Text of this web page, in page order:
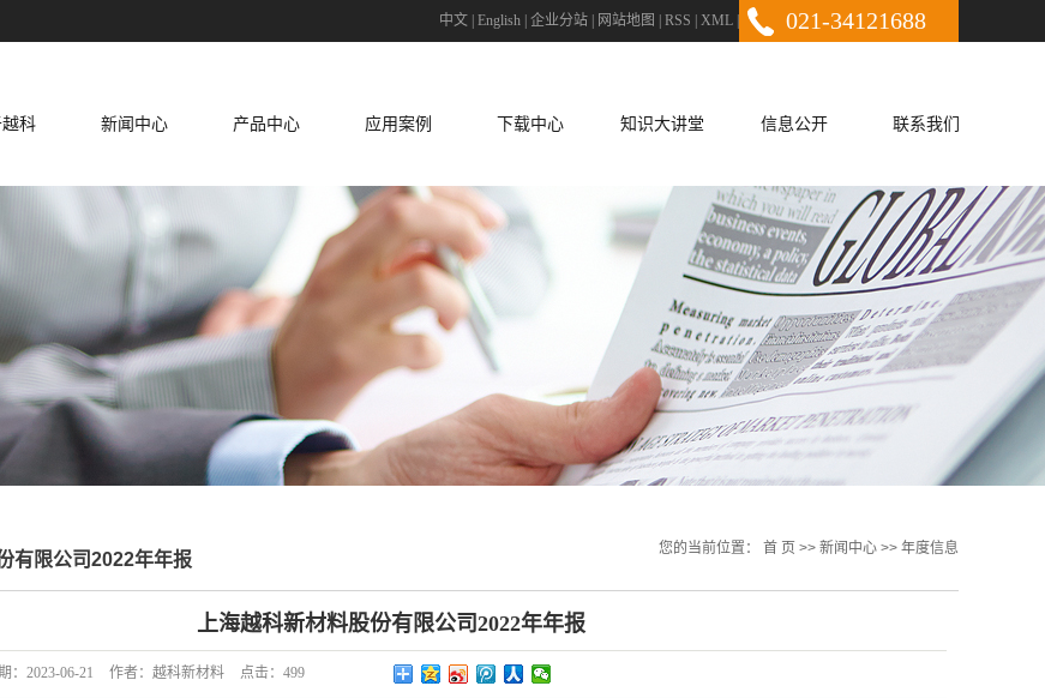
中文 English 企业分站 网站地图 RSS XML 021-34121688
科 新闻中心 产品中心 应用案例 下载中心 知识大讲堂 信息公开 联系我们
有限公司2022年年报
您的当前位置： 首 页 >> 新闻中心 >> 年度信息
上海越科新材料股份有限公司2022年年报
： 2023-06-21 作者： 越科新材料 点击： 499